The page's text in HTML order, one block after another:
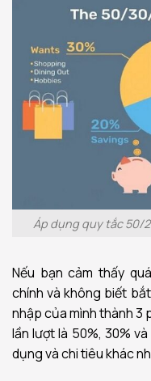
Áp dụng quy tắc 50/
Nếu bạn cảm thấy
chính và không biết
nhập của mình thành 3
lần lượt là 50%, 30%
dụng và chi tiêu khác